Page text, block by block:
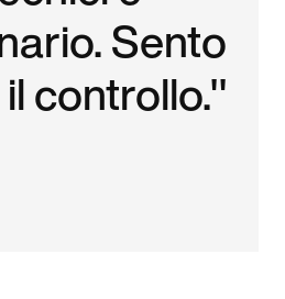
Sento
controllo."